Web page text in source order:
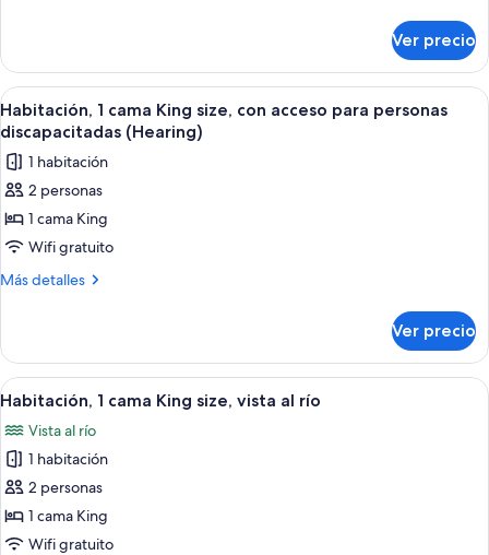
1
habitación
Ver precio
Abrir
todas
las
fotos
de
Habitación,
1
cama
con
acceso
para
personas
discapacitadas
(Hearing)
Habitación de hotel con una cama
4
Habitación, 1 cama King size, con acceso para personas
discapacitadas (Hearing)
1 habitación
2 personas
1 cama King
Wifi gratuito
Más detalles
Más
1
cama
King
con
acceso
para
personas
discapacitadas
(Hearing)
Ver precio
Abrir
todas
las
fotos
de
Habitación,
1
Habitación de hotel con una cama
4
Habitación, 1 cama King size, vista al río
Vista al río
1 habitación
2 personas
1 cama King
Wifi gratuito